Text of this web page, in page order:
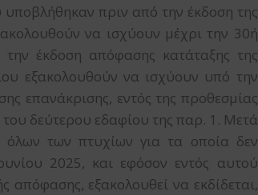
πριν από την έκδοση της
να ισχύουν μέχρι την 30ή
έκδοση απόφασης κατάταξης της
εξακολουθούν να ισχύουν υπό την
επανάκρισης, εντός της προθεσμίας
δεύτερου εδαφίου της παρ. 1. Μετά
των πτυχίων για τα οποία δεν
2025, και εφόσον εντός αυτού
απόφασης, εξακολουθεί να εκδίδεται,